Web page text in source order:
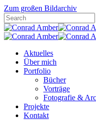
Zum großen Bildarchiv
Aktuelles
Über mich
Portfolio
Bücher
Vorträge
Fotografie &
Projekte
Kontakt